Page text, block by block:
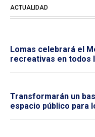
ACTUALIDAD
Lomas celebrará el
recreativas en todos
Transformarán un
espacio público para